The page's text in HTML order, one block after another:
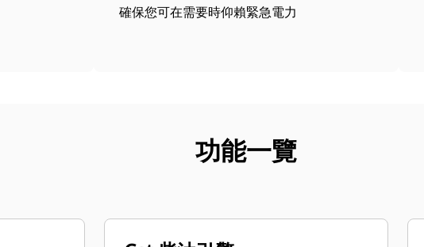
確保您可在需要時仰賴緊急電力
功能一覽